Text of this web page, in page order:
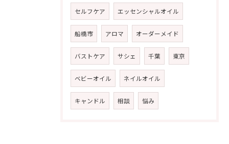
セルフケア エッセンシャルオイル
船橋市 アロマ オーダーメイド
バストケア サシェ 千葉 東京
ベビーオイル ネイルオイル
キャンドル 相談 悩み